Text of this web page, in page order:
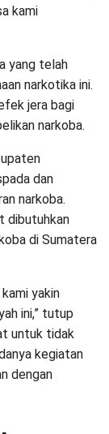
kami
yang telah
narkotika ini.
jera bagi
narkoba.
dan
narkoba.
dibutuhkan
di Sumatera
yakin
ini,” tutup
untuk tidak
kegiatan
dengan